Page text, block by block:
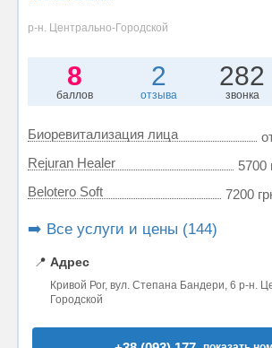
р-н. Центрально-Городской
8
баллов
2
отзыва
282
звонка
Биоревитализация лица
Rejuran Healer
5700
Belotero Soft
7200
➡️ Все услуги и цены (144)
📍 Адрес
Кривой Рог, вул. Степана Бандери, 6 р-н.
Городской